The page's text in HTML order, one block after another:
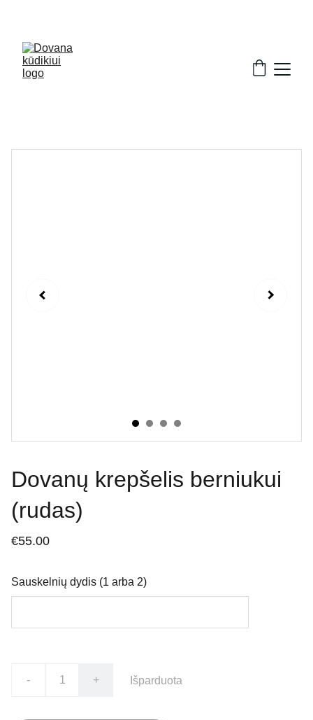
Dovanų krepšelis berniukui
(rudas)
€55.00
Sauskelnių dydis (1 arba 2)
- + Išparduota